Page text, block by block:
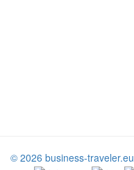
© 2026 business-traveler.eu